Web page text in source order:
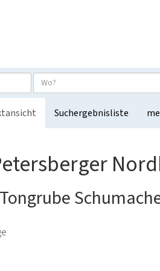
Suchergebnisliste